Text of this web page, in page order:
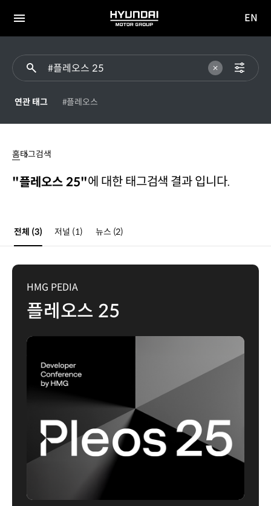
전체
HYUNDAI
MOTOR
이동
EN
연관 태그 #플레오스
홈태그검색
"플레오스 25"에 대한 태그검색 결과 입니다.
전체 (3) 저널 (1) 뉴스 (2)
HMG PEDIA
플레오스 25